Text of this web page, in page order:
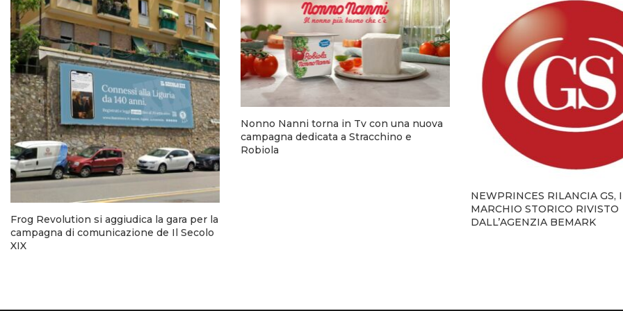
Frog Revolution si aggiudica la gara per la
campagna di comunicazione de Il Secolo
XIX
Nonno Nanni torna in Tv con una nuova
campagna dedicata a Stracchino e
Robiola
NEWPRINCES RILANCIA GS,
MARCHIO STORICO RIVISTO
DALL’AGENZIA BEMARK